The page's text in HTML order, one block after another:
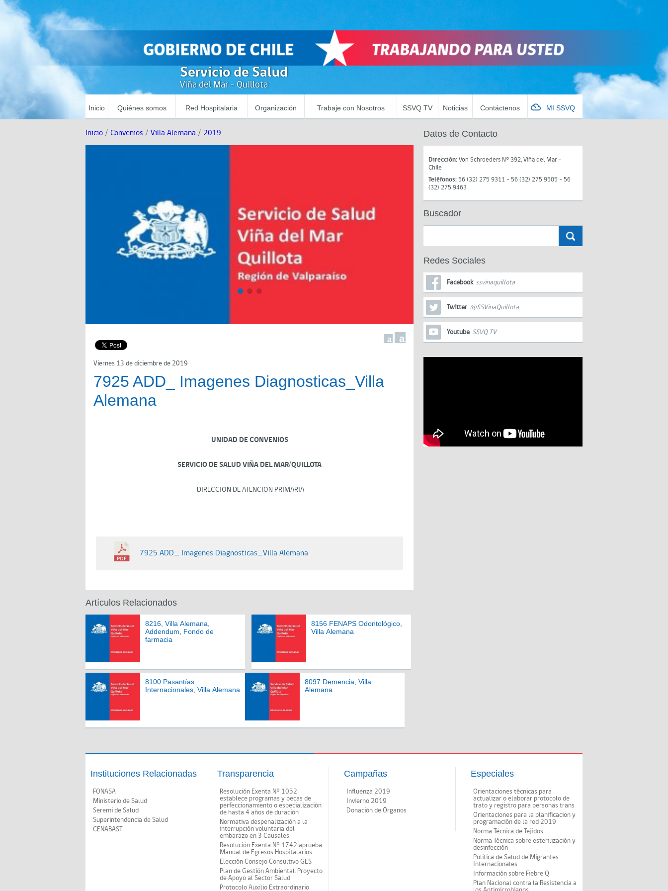
Servicio de Salud
Viña del Mar - Quillota
Inicio Quiénes somos Red Hospitalaria Organización Trabaje con Nosotros SSVQ TV Noticias Contáctenos MI SSVQ
Inicio / Convenios / Villa Alemana / 2019
a a
Viernes 13 de diciembre de 2019
7925 ADD_ Imagenes Diagnosticas_Villa
Alemana
UNIDAD DE CONVENIOS
SERVICIO DE SALUD VIÑA DEL MAR/QUILLOTA
DIRECCIÓN DE ATENCIÓN PRIMARIA
7925 ADD_ Imagenes Diagnosticas_Villa Alemana
Artículos Relacionados
8216, Villa Alemana,
Addendum, Fondo de
farmacia
8156 FENAPS Odontológico,
Villa Alemana
8100 Pasantías
Internacionales, Villa Alemana
8097 Demencia, Villa
Alemana
Datos de Contacto
Dirección:Von Schroeders N° 392, Viña del Mar -
Chile
Teléfonos: 56 (32) 275 9311 - 56 (32) 275 9505 - 56
(32) 275 9463
Buscador
Redes Sociales
Facebook ssvinaquillota
Twitter @SSVinaQuillota
Youtube SSVQ TV
Instituciones Relacionadas
FONASA
Ministerio de Salud
Seremi de Salud
Superintendencia de Salud
CENABAST
Transparencia
Resolución Exenta Nº 1052
establece programas y becas de
perfeccionamiento o especialización
de hasta 4 años de duración
Normativa despenalización a la
interrupción voluntaria del
embarazo en 3 Causales
Resolución Exenta Nº 1742 aprueba
Manual de Egresos Hospitalarios
Elección Consejo Consultivo GES
Plan de Gestión Ambiental. Proyecto
de Apoyo al Sector Salud
Protocolo Auxilio Extraordinario
Campañas
Influenza 2019
Invierno 2019
Donación de Órganos
Especiales
Orientaciones técnicas para
actualizar o elaborar protocolo de
trato y registro para personas trans
Orientaciones para la planificacion y
programación de la red 2019
Norma Técnica de Tejidos
Norma Técnica sobre esterilización y
desinfección
Política de Salud de Migrantes
Internacionales
Información sobre Fiebre Q
Plan Nacional contra la Resistencia a